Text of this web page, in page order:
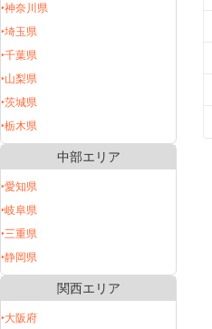
‣神奈川県
‣埼玉県
‣千葉県
‣山梨県
‣茨城県
‣栃木県
中部エリア
‣愛知県
‣岐阜県
‣三重県
‣静岡県
関西エリア
‣大阪府